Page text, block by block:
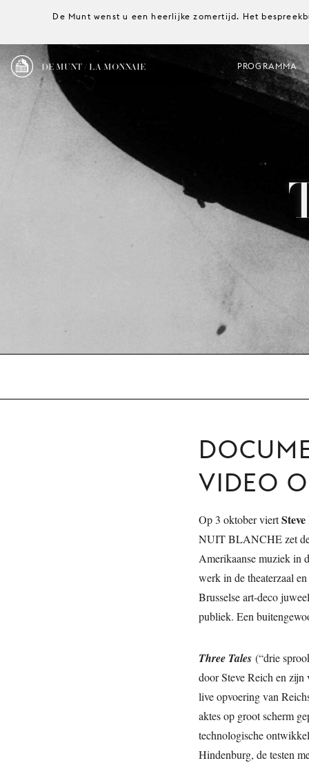
De Munt wenst u een heerlijke zomertijd. Het
DE MUNT / LA MONNAIE PROGRAMMA
VIDEO
Op 3 oktober viert
NUIT BLANCHE zet de
Amerikaanse muziek in
werk in de theaterzaal
Brusselse art-deco
publiek. Een
Three Tales (“drie
door Steve Reich en
live opvoering van
aktes op groot scherm
technologische
Hindenburg, de testen